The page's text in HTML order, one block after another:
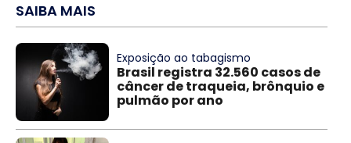
SAIBA MAIS
Exposição ao tabagismo
Brasil registra 32.560 casos de
câncer de traqueia, brônquio e
pulmão por ano